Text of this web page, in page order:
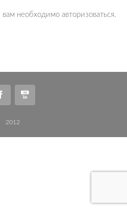
вам необходимо авторизоваться.
2012